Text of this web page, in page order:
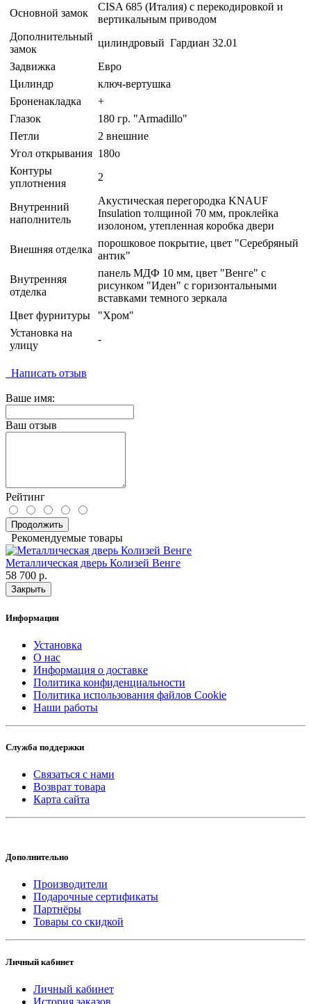
Основной замок
CISA 685 (Италия) с перекодировкой и
вертикальным приводом
Дополнительный
замок
цилиндровый Гардиан 32.01
Задвижка
Евро
Цилиндр
ключ-вертушка
Броненакладка
+
Глазок
180 гр. "Armadillo"
Петли
2 внешние
Угол открывания 180o
Контуры
уплотнения
2
Внутренний
наполнитель
Акустическая перегородка KNAUF
Insulation толщиной 70 мм, проклейка
изолоном, утепленная коробка двери
Внешняя отделка
порошковое покрытие, цвет "Серебряный
антик"
Внутренняя
отделка
панель МДФ 10 мм, цвет "Венге" с
рисунком "Иден" с горизонтальными
вставками темного зеркала
Цвет фурнитуры
"Хром"
Установка на
улицу
-
Написать отзыв
Ваше имя:
Ваш отзыв
Рейтинг
Продолжить
Рекомендуемые товары
Металлическая дверь Колизей Венге
58 700 р.
Закрыть
Информация
Установка
О нас
Информация о доставке
Политика конфиденциальности
Политика использования файлов Cookie
Наши работы
Служба поддержки
Связаться с нами
Возврат товара
Карта сайта
Дополнительно
Производители
Подарочные сертификаты
Партнёры
Товары со скидкой
Личный кабинет
Личный кабинет
История заказов